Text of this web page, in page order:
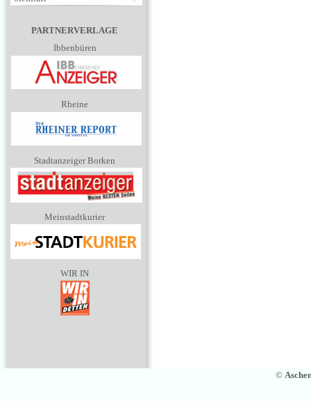
PARTNERVERLAGE
Ibbenbüren
Rheine
Stadtanzeiger Borken
Meinstadtkurier
WIR IN
©